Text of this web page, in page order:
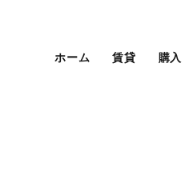
ホーム 賃貸 購入